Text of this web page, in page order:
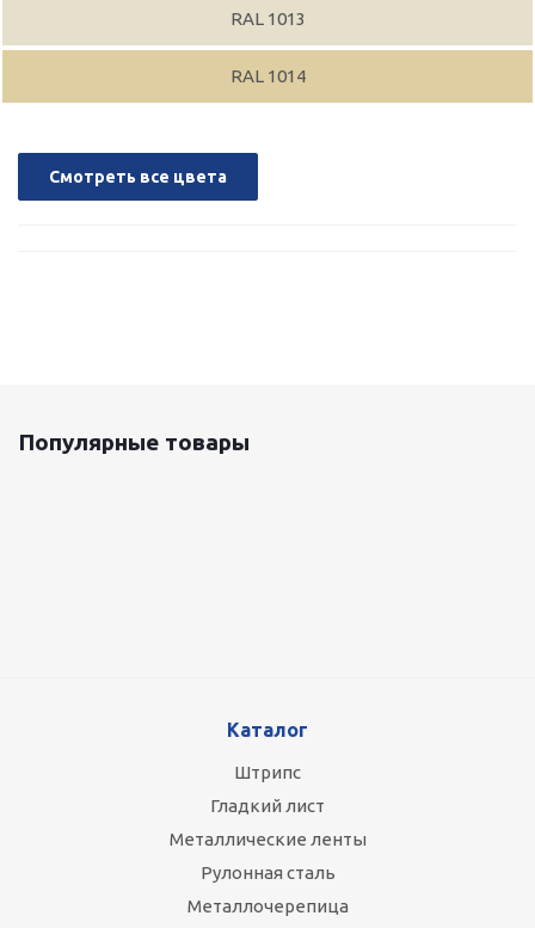
RAL 1013
RAL 1014
Смотреть все цвета
Популярные товары
Каталог
Штрипс
Гладкий лист
Металлические ленты
Рулонная сталь
Металлочерепица